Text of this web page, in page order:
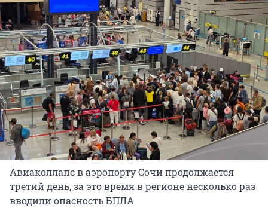
Авиаколлапс в аэропорту Сочи продолжается
третий день, за это время в регионе несколько раз
вводили опасность БПЛА